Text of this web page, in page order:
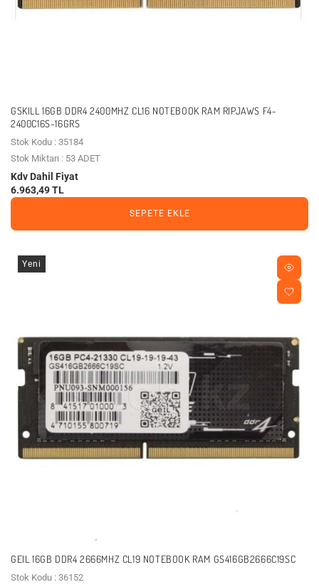
GSKILL 16GB DDR4 2400MHZ CL16 NOTEBOOK RAM RIPJAWS F4-
2400C16S-16GRS
Stok Kodu : 35184
Stok Miktarı : 53 ADET
Kdv Dahil Fiyat
6.963,49 TL
SEPETE EKLE
Yeni
GEIL 16GB DDR4 2666MHZ CL19 NOTEBOOK RAM GS416GB2666C19SC
Stok Kodu : 36152